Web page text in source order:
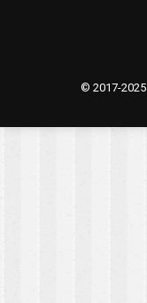
© 2017-2025